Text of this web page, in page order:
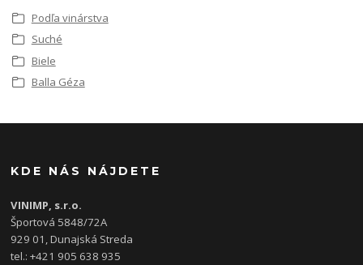
Podľa vinárstva
Suché
Biele
Balla Géza
KDE NÁS NÁJDETE
VINIMP, s.r.o.
Športová 5848/72A
929 01, Dunajská Streda
tel.: +421 905 638 935